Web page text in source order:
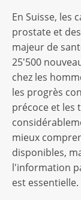
En Suisse, les
prostate et
majeur de
25'500
chez les
les progrès
précoce et les
mieux
disponibles,
l'information
est essentielle.